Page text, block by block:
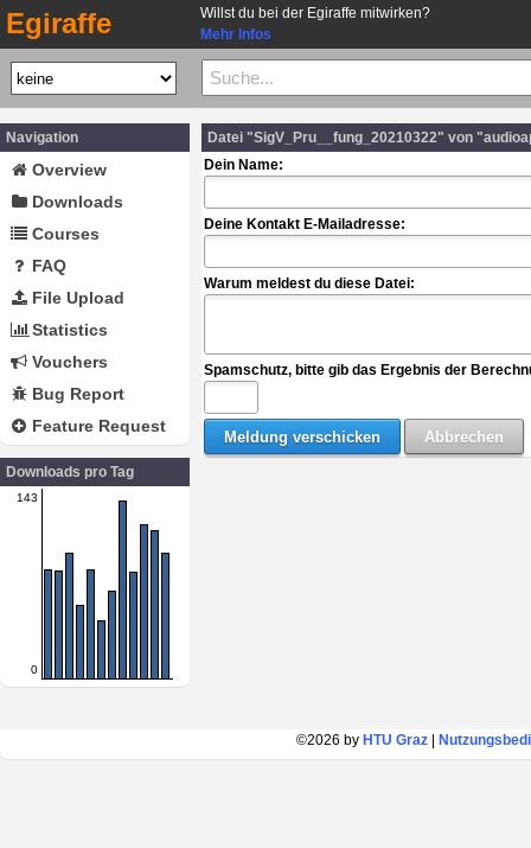
Egiraffe
Willst du bei der Egiraffe mitwirken?
Mehr Infos
Navigation
Overview
Downloads
Courses
FAQ
File Upload
Statistics
Vouchers
Bug Report
Feature Request
Downloads pro Tag
143
0
Datei "SigV_Pru__fung_20210322" von
Dein Name:
Deine Kontakt E-Mailadresse:
Warum meldest du diese Datei:
Spamschutz, bitte gib das Ergebnis der
©2026 by HTU Graz|